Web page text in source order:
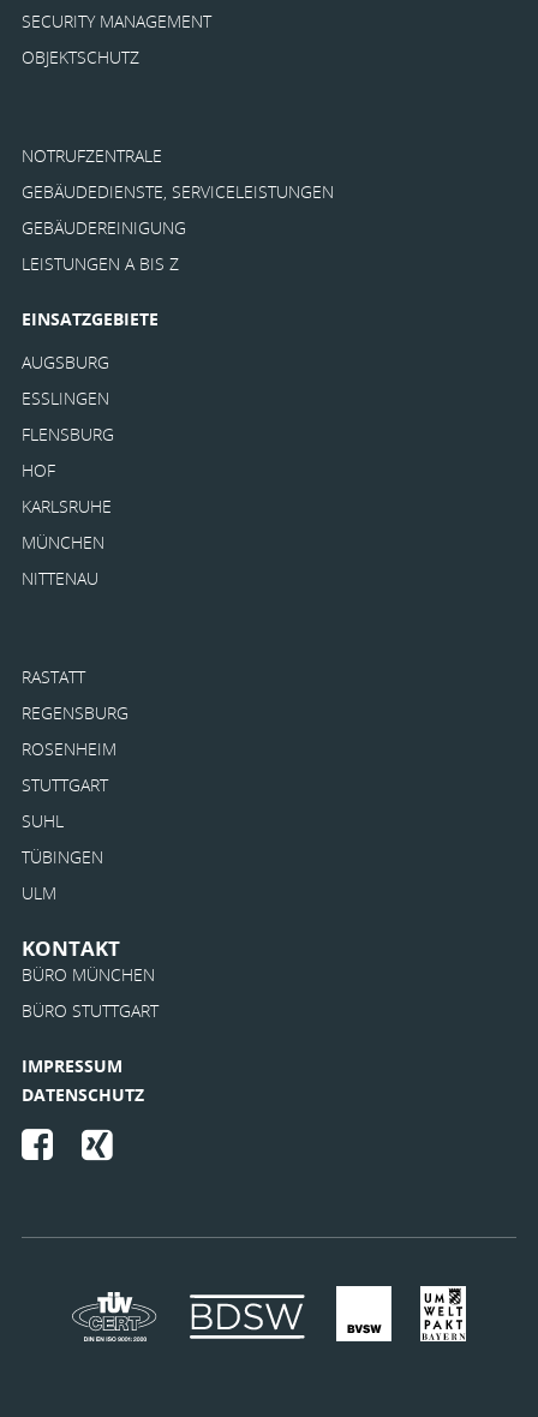
SECURITY MANAGEMENT
OBJEKTSCHUTZ
NOTRUFZENTRALE
GEBÄUDEDIENSTE, SERVICELEISTUNGEN
GEBÄUDEREINIGUNG
LEISTUNGEN A BIS Z
EINSATZGEBIETE
AUGSBURG
ESSLINGEN
FLENSBURG
HOF
KARLSRUHE
MÜNCHEN
NITTENAU
RASTATT
REGENSBURG
ROSENHEIM
STUTTGART
SUHL
TÜBINGEN
ULM
KONTAKT
BÜRO MÜNCHEN
BÜRO STUTTGART
IMPRESSUM
DATENSCHUTZ